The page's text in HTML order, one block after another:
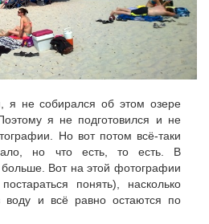
я не собирался об этом озере
я не подготовился и не
Но вот потом всё-таки
но что есть, то есть. В
Вот на этой фотографии
понять), насколько
воду и всё равно остаются по